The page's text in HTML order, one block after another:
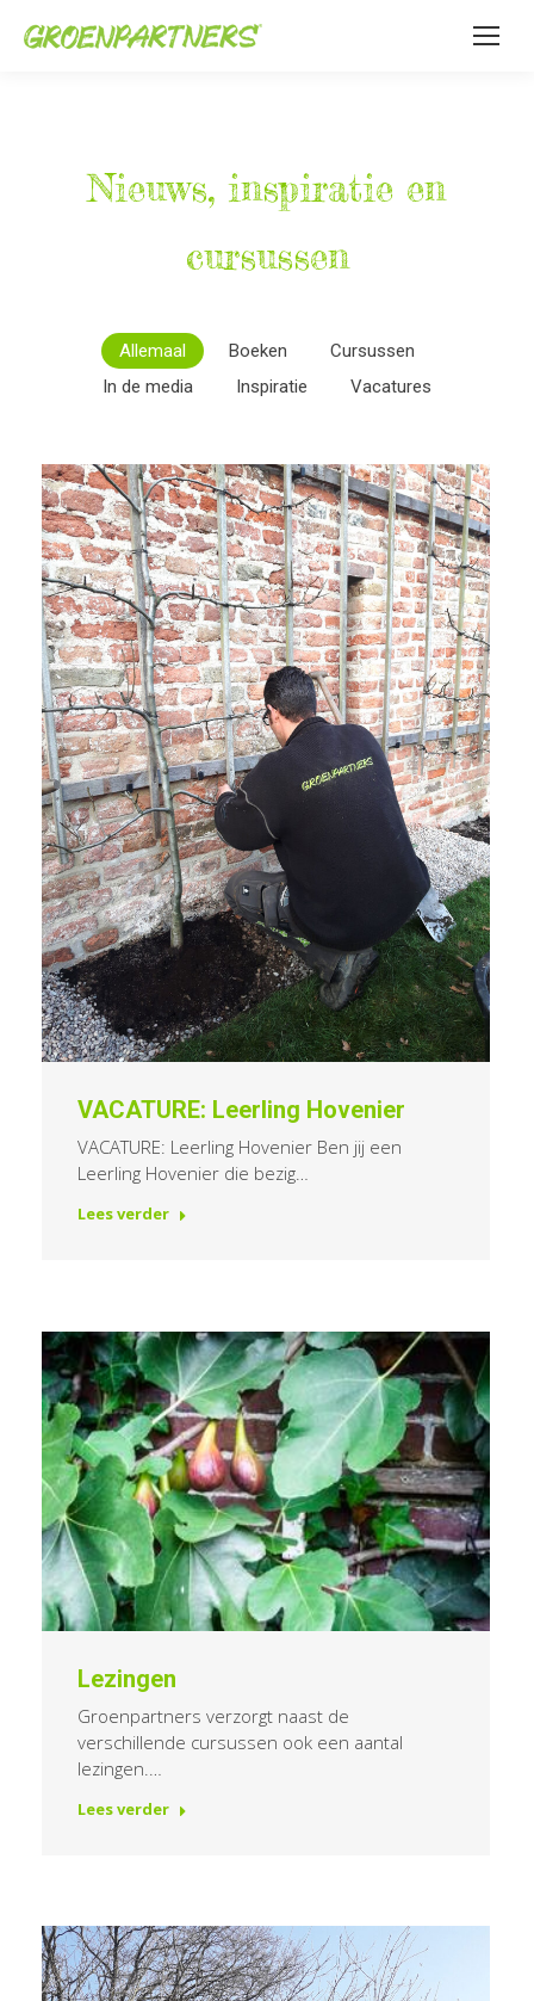
Nieuws, inspiratie en
cursussen
Allemaal Boeken
Cursussen
In de media
Inspiratie Vacatures
VACATURE: Leerling Hovenier
VACATURE: Leerling Hovenier Ben jij een
Leerling Hovenier die bezig…
Lees verder
Lezingen
Groenpartners verzorgt naast de
verschillende cursussen ook een aantal
lezingen.…
Lees verder